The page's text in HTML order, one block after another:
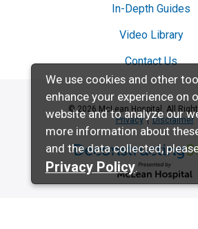
In-Depth Guides
Video Library
Contact Us
© 2026 McLean Hospital. All
Privacy
Disclaimer
Deconstructing
We use cookies and other
enhance your experience on
website and to analyze our
more information about
and the data collected,
Privacy Policy.